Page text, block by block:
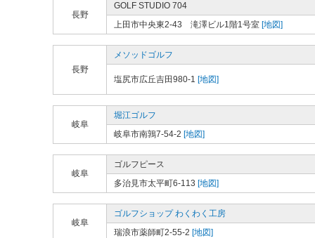
長野
GOLF STUDIO 704
上田市中央東2-43 滝澤ビル1階1号室 [地図]
長野
メソッドゴルフ
塩尻市広丘吉田980-1 [地図]
岐阜
堀江ゴルフ
岐阜市南鶉7-54-2 [地図]
岐阜
ゴルフピース
多治見市太平町6-113 [地図]
岐阜
ゴルフショップ わくわく工房
瑞浪市薬師町2-55-2 [地図]